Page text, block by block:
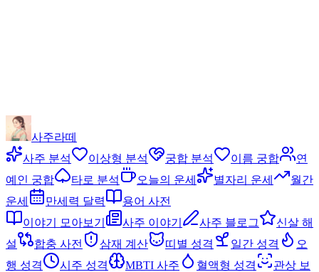
사주라떼
사주 분석
이상형 분석 궁합 분석 이름 궁합
연
예인 궁합
타로 분석 오늘의 운세 별자리 운세
월간
운세
만세력 달력
용어 사전
이야기 모아보기
사주 이야기 사주 블로그
신살 해
설
합충 사전 삼재 계산 띠별 성격 일간 성격
오
행 성격
시주 성격 MBTI 사주 혈액형 성격
관상 보